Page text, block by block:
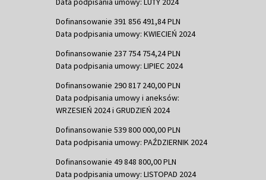
Dofinansowanie 391 856 491,84 PLN
Data podpisania umowy: KWIECIEŃ 2024
Dofinansowanie 237 754 754,24 PLN
Data podpisania umowy: LIPIEC 2024
Dofinansowanie 290 817 240,00 PLN
Data podpisania umowy i aneksów:
WRZESIEŃ 2024 i GRUDZIEŃ 2024
Dofinansowanie 539 800 000,00 PLN
Data podpisania umowy: PAŹDZIERNIK 2024
Dofinansowanie 49 848 800,00 PLN
Data podpisania umowy: LISTOPAD 2024